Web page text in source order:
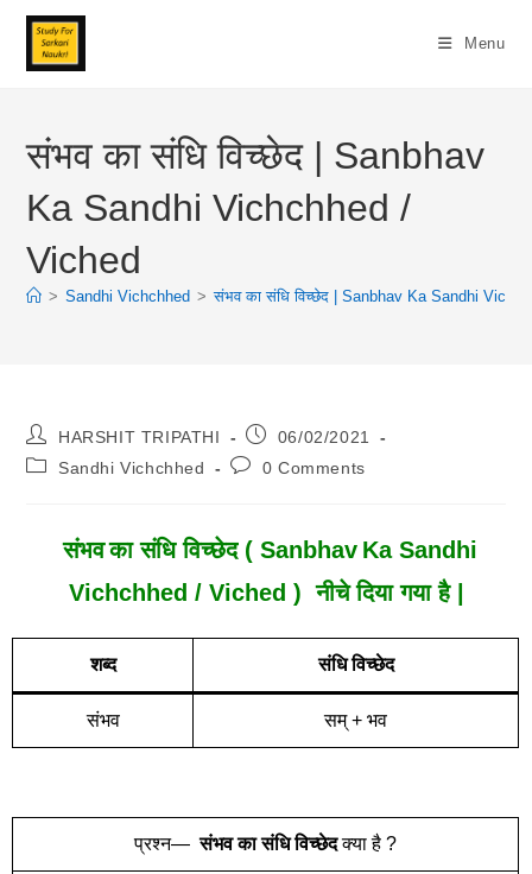
Skip
Content
Menu
संभव का संधि विच्छेद | Sanbhav
Ka Sandhi Vichchhed /
Viched
> Sandhi Vichchhed > संभव का संधि विच्छेद | Sanbhav Ka Sandhi
Post
Author:
HARSHIT TRIPATHI
Post
Published:
06/02/2021
PostSandhi Vichchhed
Post0 Comments
संभवका संधि विच्छेद ( Sanbhav Ka Sandhi
VichChhEd / Viched ) नीचे दिया गया है |
शब्द संधि विच्छेद
संभव सम् + भव
प्रश्न— संभव का संधि विच्छेदक्या है ?